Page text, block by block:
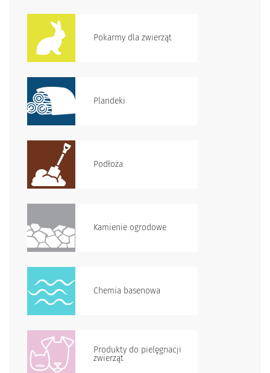
Pokarmy dla zwierząt
Plandeki
Podłoża
Kamienie ogrodowe
Chemia basenowa
Produkty do pielęgnacji
zwierząt